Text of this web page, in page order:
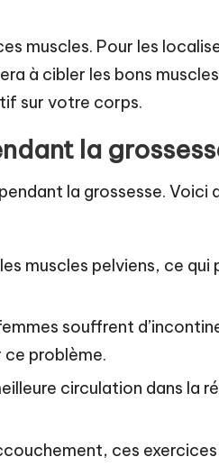
muscles. Pour les
à cibler les bons
sur votre corps.
la
pendant la grossesse. Voici
muscles pelviens, ce
souffrent
ce problème.
circulation dans la
ces